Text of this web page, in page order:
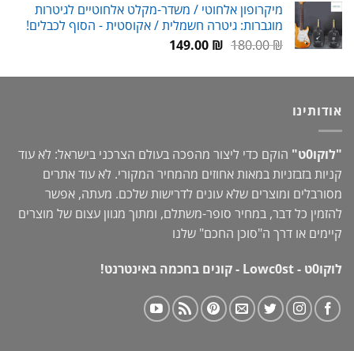
מיקרופון אלחוטי / משדר-מקלט אלחוטיים לגיטרות
מוגברות: גיטרה חשמלית / אקוסטית - הסוף לכבלים!
180.00₪
המחיר
היה:
149.00 ₪
המחיר
הוא:
אודותינו
"לוקו0ט"
הוקם כדי ליצור מהפכה בעולם הצרכני בישראל: לא עוד
קניות בזבזניות במאות אחוזים מהמחיר המקורי. לא עוד אתרים
מסורבלים ומוצרים שלא עונים לדרישות שלכם. מעתה, אפשר
להזמין כל דבר, במחיר סופר-משתלם, ומתוך מגוון עצום של מוצרים
קיימים או דרך ה"סוכן החכם" שלנו
לוקו0ט - Lowc0st - קונים בחכמה באינטרנט!